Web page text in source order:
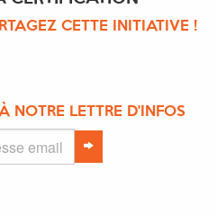
CETTE INITIATIVE !
NOTRE LETTRE D'INFOS